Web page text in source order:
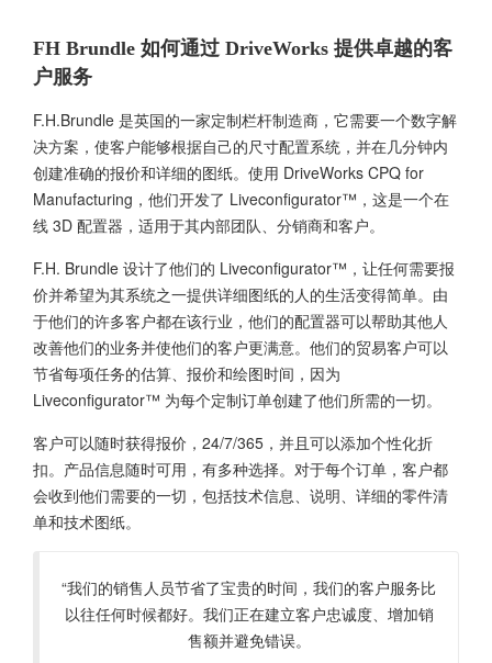
FH Brundle 如何通过 DriveWorks 提供卓越的客
户服务
F.H.Brundle 是英国的一家定制栏杆制造商，它需要一个数字解
决方案，使客户能够根据自己的尺寸配置系统，并在几分钟内
创建准确的报价和详细的图纸。使用 DriveWorks CPQ for
Manufacturing，他们开发了 Liveconfigurator™，这是一个在
线 3D 配置器，适用于其内部团队、分销商和客户。
F.H. Brundle 设计了他们的 Liveconfigurator™，让任何需要报
价并希望为其系统之一提供详细图纸的人的生活变得简单。由
于他们的许多客户都在该行业，他们的配置器可以帮助其他人
改善他们的业务并使他们的客户更满意。他们的贸易客户可以
节省每项任务的估算、报价和绘图时间，因为
Liveconfigurator™ 为每个定制订单创建了他们所需的一切。
客户可以随时获得报价，24/7/365，并且可以添加个性化折
扣。产品信息随时可用，有多种选择。对于每个订单，客户都
会收到他们需要的一切，包括技术信息、说明、详细的零件清
单和技术图纸。
“我们的销售人员节省了宝贵的时间，我们的客户服务比
以往任何时候都好。我们正在建立客户忠诚度、增加销
售额并避免错误。